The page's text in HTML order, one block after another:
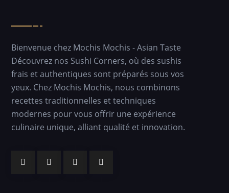
Bienvenue chez Mochis Mochis - Asian Taste
Découvrez nos Sushi Corners, où des sushis
frais et authentiques sont préparés sous vos
yeux. Chez Mochis Mochis, nous combinons
recettes traditionnelles et techniques
modernes pour vous offrir une expérience
culinaire unique, alliant qualité et innovation.